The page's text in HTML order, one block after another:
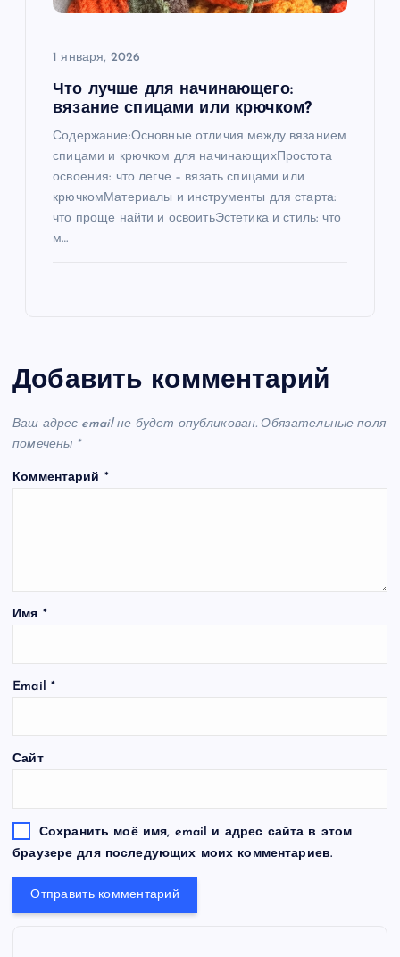
1 января, 2026
Что лучше для начинающего:
вязание спицами или крючком?
Содержание:Основные отличия между вязанием
спицами и крючком для начинающихПростота
освоения: что легче – вязать спицами или
крючкомМатериалы и инструменты для старта:
что проще найти и освоитьЭстетика и стиль: что
м…
Добавить комментарий
Ваш адрес email не будет опубликован. Обязательные поля
помечены *
Комментарий *
Имя *
Email *
Сайт
Сохранить моё имя, email и адрес сайта в этом
браузере для последующих моих комментариев.